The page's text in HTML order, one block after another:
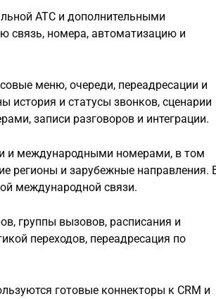
АТС и дополнительными
связь, номера, автоматизацию и
меню, очереди, переадресации и
история и статусы звонков, сценарии
записи разговоров и интеграции.
и международными номерами, в том
регионы и зарубежные направления.
международной связи.
группы вызовов, расписания и
переходов, переадресация по
готовые коннекторы к CRM и